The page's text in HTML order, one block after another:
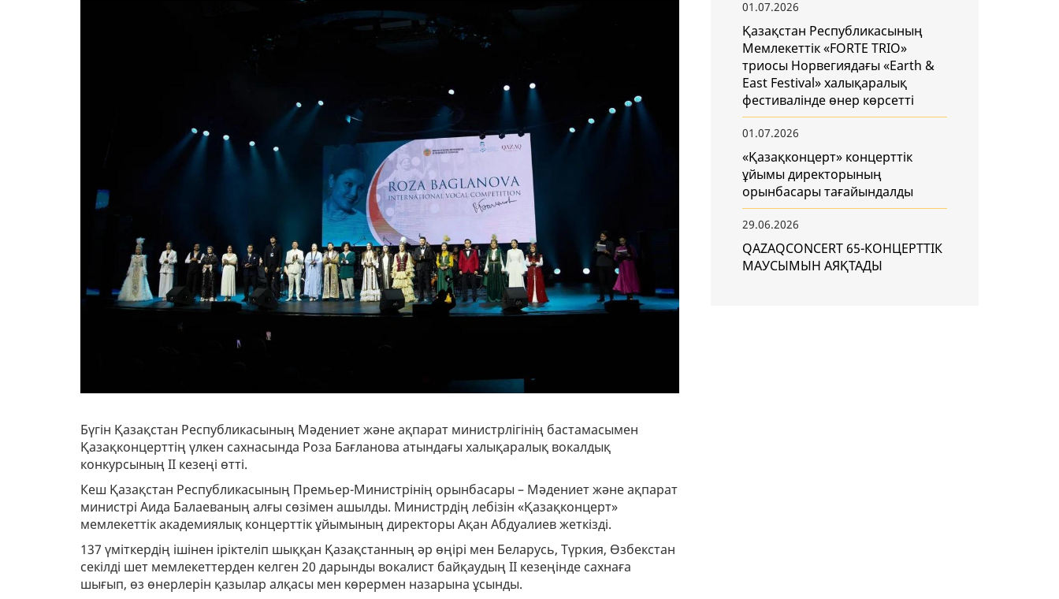
КОМПЛАЕНС СЛУЖБА
01.07.2026
Қазақстан Республикасының
Мемлекеттік «FORTE TRIO»
триосы Норвегиядағы «Earth &
East Festival» халықаралық
фестивалінде өнер көрсетті
01.07.2026
«Қазақконцерт» концерттік
ұйымы директорының
орынбасары тағайындалды
29.06.2026
QAZAQCONCERT 65-КОНЦЕРТТІК
МАУСЫМЫН АЯҚТАДЫ
Бүгін Қазақстан Республикасының Мәдениет және ақпарат министрлігінің бастамасымен
Қазақконцерттің үлкен сахнасында Роза Бағланова атындағы халықаралық вокалдық
конкурсының ІІ кезеңі өтті.
Кеш Қазақстан Республикасының Премьер-Министрінің орынбасары – Мәдениет және ақпарат
министрі Аида Балаеваның алғы сөзімен ашылды. Министрдің лебізін «Қазақконцерт»
мемлекеттік академиялық концерттік ұйымының директоры Ақан Абдуалиев жеткізді.
137 үміткердің ішінен іріктеліп шыққан Қазақстанның әр өңірі мен Беларусь, Түркия, Өзбекстан
секілді шет мемлекеттерден келген 20 дарынды вокалист байқаудың ІІ кезеңінде сахнаға
шығып, өз өнерлерін қазылар алқасы мен көрермен назарына ұсынды.